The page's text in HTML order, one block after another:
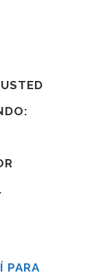
.
PARA